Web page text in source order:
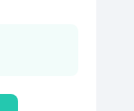
单、易
识别琴